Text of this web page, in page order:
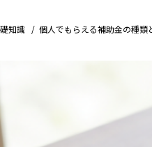
知識 個人でもらえる補助金の種類